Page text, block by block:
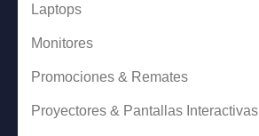
Laptops
Monitores
Promociones & Remates
Proyectores & Pantallas Interactivas